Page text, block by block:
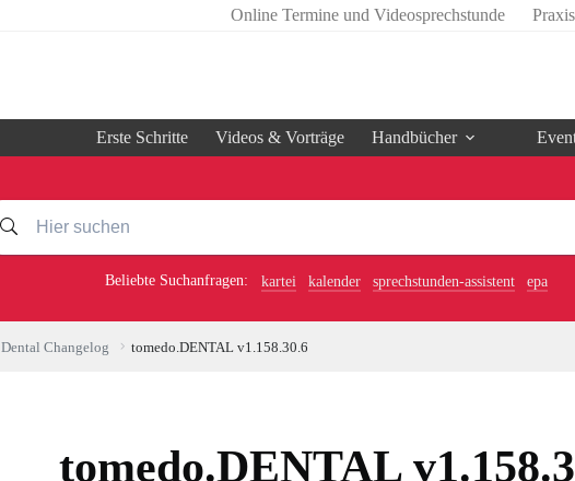
Online Termine und Videosprechstunde
Erste Schritte Videos & Vorträge Handbücher
Beliebte Suchanfragen: kartei kalender sprechstunden-assistent epa
Dental Changelog tomedo.DENTAL v1.158.30.6
tomedo.DENTAL